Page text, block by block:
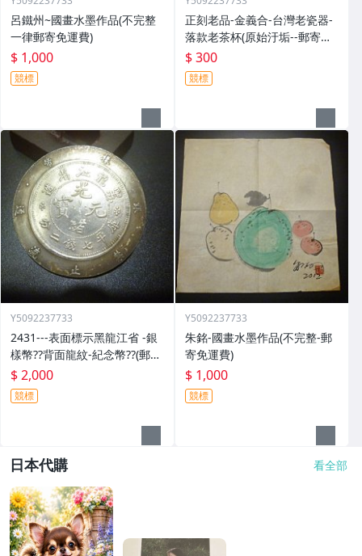
呂鐵州~國畫水墨作品(不完整
一律郵寄免運費)
$ 1,000
競標
正刻老品-金義合-台灣老瓷器-
落款老茶杯(原始汙垢--郵寄免
運費)
$ 300
競標
Y5092237733
2431---表面標示黑龍江省 -銀
樣幣??背面龍紋-紀念幣??(郵寄
免運費)
$ 2,000
競標
Y5092237733
朱銘-國畫水墨作品(不完整-郵
寄免運費)
$ 1,000
競標
日本代購 看全部